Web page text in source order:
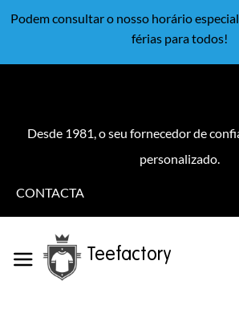
Podem consultar o nosso horário
férias para todos!
Desde 1981, o seu fornecedor de
personalizado.
CONTACTA
Teefactory